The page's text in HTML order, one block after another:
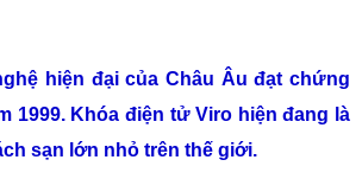
hiện đại của Châu Âu đạt chứng
1999. Khóa điện tử Viro hiện đang là
sạn lớn nhỏ trên thế giới.